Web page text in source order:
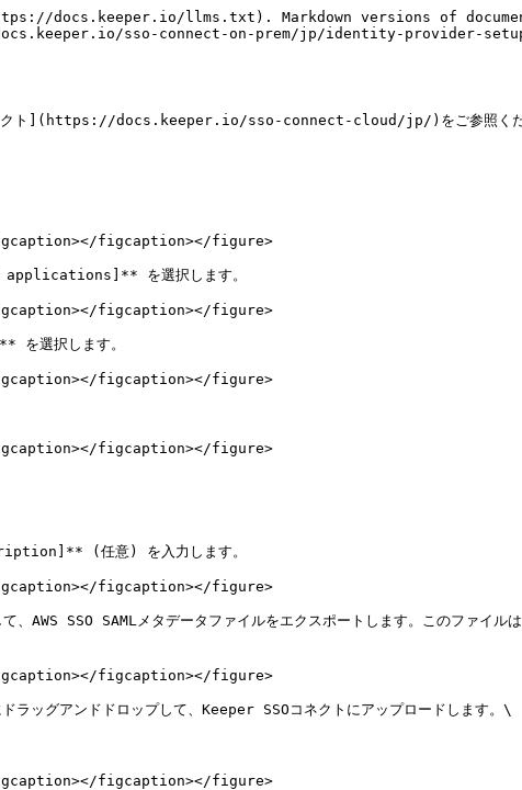
docs.keeper.io/llms.txt). Markdown versions of
sso-connect-on-prem/jp/identity-provider-
コネクト](https://docs.keeper.io/sso-connect-cloud/jp/)をご参照く
figcaption></figure>
を選択します。
figcaption></figure>
選択します。
figcaption></figure>
figcaption></figure>
(任意) を入力します。
figcaption></figure>
SSO SAMLメタデータファイルをエクスポートします。このファ
figcaption></figure>
ラッグアンドドロップして、Keeper SSOコネクトにアップロードします。\
figcaption></figure>